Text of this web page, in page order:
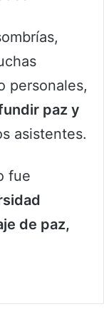
personales,
paz y
asistentes.
fue
de paz,